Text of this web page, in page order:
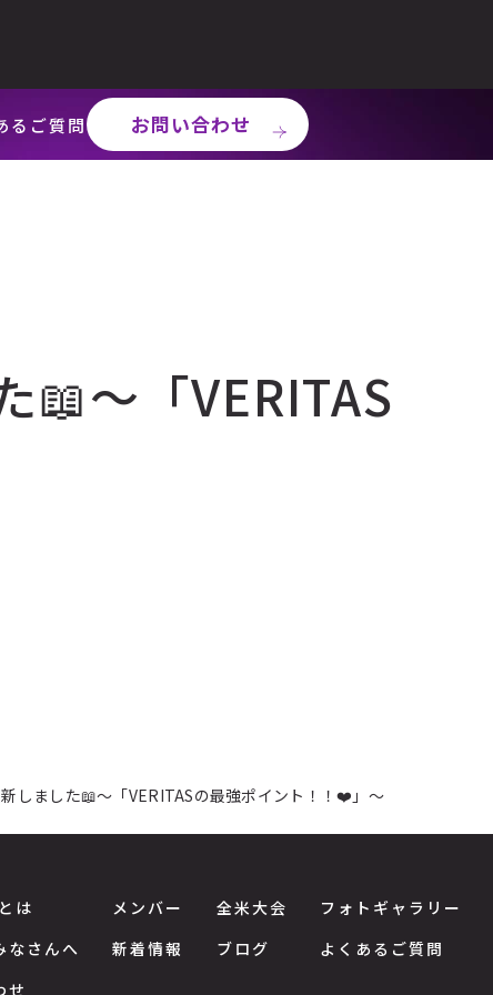
るご質問 お問い合わせ
📖～「VERITAS
しました📖～「VERITASの最強ポイント！！❤️」～
は
なさんへ
せ
メンバー
新着情報
全米大会
ブログ
フォトギャラリー
よくあるご質問